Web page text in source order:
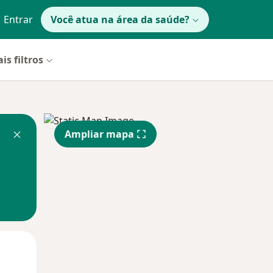
Entrar Você atua na área da saúde?
filtros
Ampliar mapa